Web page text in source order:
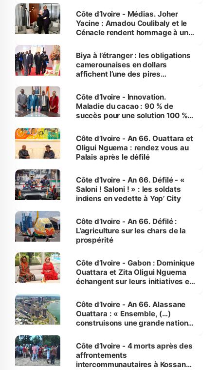
Côte d’Ivoire - Médias. Joher
Yacine : Amadou Coulibaly et le
Cénacle rendent hommage à un
Biya à l’étranger : les obligations
camerounaises en dollars
affichent l’une des pires
Côte d’Ivoire - Innovation.
Maladie du cacao : 90 % de
succès pour une solution 100 %
Côte d’Ivoire - An 66. Ouattara et
Oligui Nguema : rendez vous au
Palais après le défilé
Côte d’Ivoire - An 66. Défilé - «
Saloni ! Saloni ! » : les soldats
indiens en vedette à Yop’ City
Côte d’Ivoire - An 66. Défilé :
L’agriculture sur les chars de la
prospérité
Côte d’Ivoire - Gabon : Dominique
Ouattara et Zita Oligui Nguema
échangent sur leurs initiatives en
enfants
Côte d’Ivoire - An 66. Alassane
Ouattara : « Ensemble, (…)
construisons une grande nation
générations futures »
Côte d’Ivoire - 4 morts après des
affrontements
intercommunautaires à Kossandji